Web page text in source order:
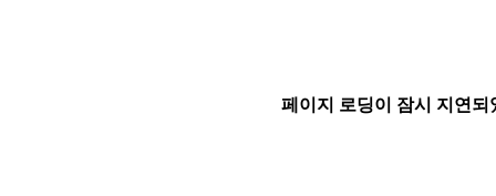
페이지 로딩이 잠시 지연